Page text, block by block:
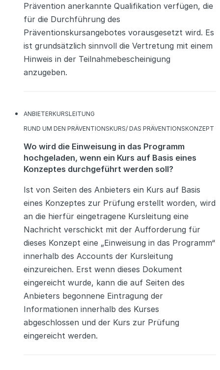
Prävention anerkannte Qualifikation verfügen, die
für die Durchführung des
Präventionskursangebotes vorausgesetzt wird. Es
ist grundsätzlich sinnvoll die Vertretung mit einem
Hinweis in der Teilnahmebescheinigung
anzugeben.
KATEGORIEN
ANBIETERKURSLEITUNG
KATEGORIEN
RUND UM DEN PRÄVENTIONSKURS/ DAS PRÄVENTIONSKONZEPT
Wo wird die Einweisung in das Programm
hochgeladen, wenn ein Kurs auf Basis eines
Konzeptes durchgeführt werden soll?
Ist von Seiten des Anbieters ein Kurs auf Basis
eines Konzeptes zur Prüfung erstellt worden, wird
an die hierfür eingetragene Kursleitung eine
Nachricht verschickt mit der Aufforderung für
dieses Konzept eine „Einweisung in das Programm“
innerhalb des Accounts der Kursleitung
einzureichen. Erst wenn dieses Dokument
eingereicht wurde, kann die auf Seiten des
Anbieters begonnene Eintragung der
Informationen innerhalb des Kurses
abgeschlossen und der Kurs zur Prüfung
eingereicht werden.